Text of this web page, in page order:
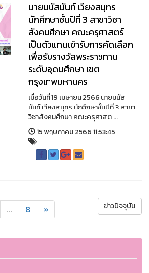
นายมนัสนันท์ เวียงสมุทร
นักศึกษาชั้นปีที่ 3 สาขาวิชา
สังคมศึกษา คณะครุศาสตร์
เป็นตัวแทนเข้ารับการคัดเลือก
เพื่อรับรางวัลพระราชทาน
ระดับอุดมศึกษา เขต
กรุงเทพมหานคร
เมื่อวันที่ 19 เมษายน 2566 นายมนัส
นันท์ เวียงสมุทร นักศึกษาชั้นปีที่ 3 สาขา
วิชาสังคมศึกษา คณะครุศาสต ...
15 พฤษภาคม 2566 11:53:45
... 8 » ข่าวปัจจุบัน